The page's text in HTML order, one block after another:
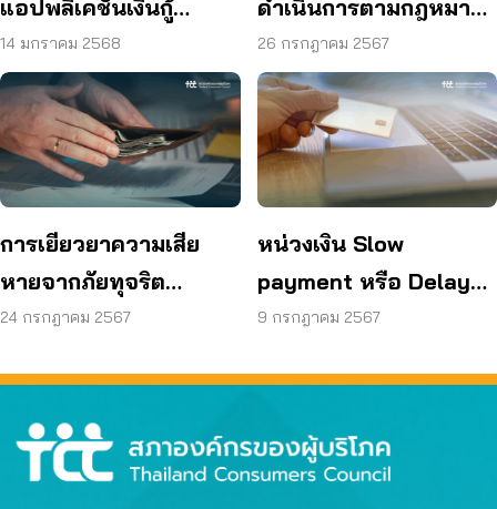
แอปพลิเคชันเงินกู้
ออนไลน์
14 มกราคม 2568
ดำเนินการตามกฎหมาย
กับบริษัท ศรีสวัสดิ์
คอร์ปอเรชั่น จำกัด
(มหาชน) (“SAWAD”)
26 กรกฎาคม 2567
การเยียวยาความเสีย
หายจากภัยทุจริต
ทางการเงิน
24 กรกฎาคม 2567
หน่วงเงิน Slow
payment หรือ Delayed
Transaction
9 กรกฎาคม 2567